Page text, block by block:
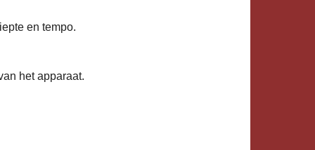
en tempo.
het apparaat.